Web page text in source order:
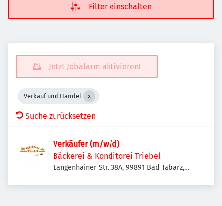
Filter einschalten
Jetzt Jobalarm aktivieren!
Verkauf und Handel
Suche zurücksetzen
Verkäufer (m/w/d)
Bäckerei & Konditorei Triebel
Langenhainer Str. 38A, 99891 Bad Tabarz,